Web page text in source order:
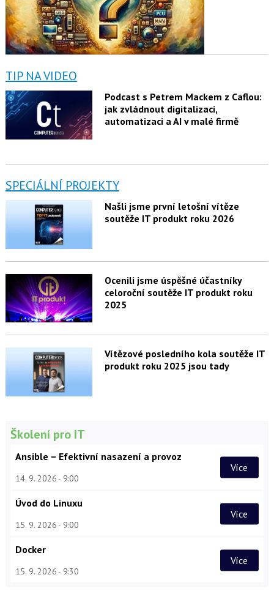
TIP NA VIDEO
Podcast s Petrem Mackem z Caflou:
jak zvládnout digitalizaci,
automatizaci a AI v malé firmě
SPECIÁLNÍ PROJEKTY
Našli jsme první letošní vítěze
soutěže IT produkt roku 2026
Ocenili jsme úspěšné účastníky
celoroční soutěže IT produkt roku
2025
Vítězové posledního kola soutěže IT
produkt roku 2025 jsou tady
Školení pro IT
Ansible – Efektivní nasazení a provoz
14. 9. 2026 9:00
Více
Úvod do Linuxu
15. 9. 2026 9:00
Více
Docker
15. 9. 2026 9:30
Více